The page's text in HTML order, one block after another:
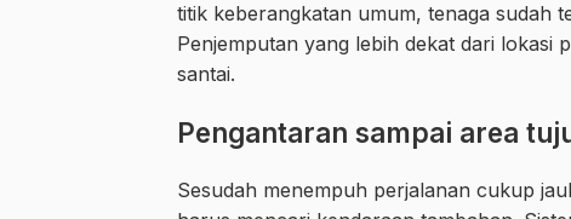
titik keberangkatan umum, tenaga sudah
Penjemputan yang lebih dekat dari lokasi
santai.
Pengantaran sampai area
Sesudah menempuh perjalanan cukup